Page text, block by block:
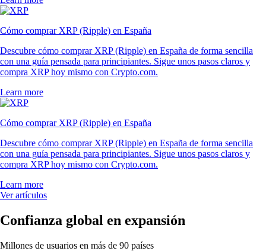
Cómo comprar XRP (Ripple) en España
Descubre cómo comprar XRP (Ripple) en España de forma sencilla
con una guía pensada para principiantes. Sigue unos pasos claros y
compra XRP hoy mismo con Crypto.com.
Learn more
Cómo comprar XRP (Ripple) en España
Descubre cómo comprar XRP (Ripple) en España de forma sencilla
con una guía pensada para principiantes. Sigue unos pasos claros y
compra XRP hoy mismo con Crypto.com.
Learn more
Ver artículos
Confianza global en expansión
Millones de usuarios en más de 90 países